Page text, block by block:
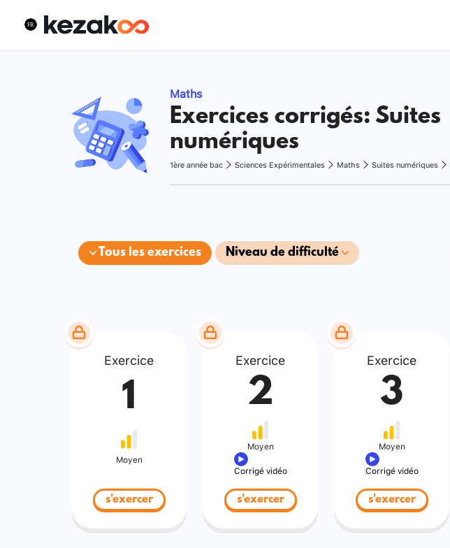
Maths
Exercices corrigés: Suites
numériques
1ère année bac Sciences Expérimentales Maths Suites numériques
Tous les exercices Niveau de difficulté
Exercice
1
Moyen
s'exercer
Exercice
2
Moyen
Corrigé vidéo
s'exercer
Exercice
3
Moyen
Corrigé vidéo
s'exercer